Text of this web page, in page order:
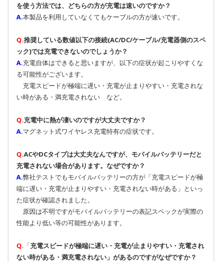
を使う方法では、どちらの方が充電は速いのですか？
A.本製品を利用していなくてもケーブルの方が速いです。
Q.推奨している数値以下の接続(AC/DC/ケーブル/充電器側のスペ
ック)では充電できないのでしょうか？
A.充電自体はできると思いますが、以下の症状が起こりやすくな
る可能性がございます。
充電スピードが極端に遅い・充電が止まりやすい・充電されな
い時がある・満充電されない など。
Q.充電中に熱が凄いのですが大丈夫ですか？
A.マグネット式ワイヤレス充電特有の症状です。
Q.ACやDCタイプは大丈夫なんですが、モバイルバッテリーだと
充電されない場合があります。なぜですか？
A.弊社テストでもモバイルバッテリーの方が「充電スピードが極
端に遅い・充電が止まりやすい・充電されない時がある」といっ
た症状が確認されました。
原因は不明ですがモバイルバッテリーの表記スペックが実際の
性能より低い等の可能性があります。
Q. 「充電スピードが極端に遅い・充電が止まりやすい・充電され
ない時がある・満充電されない」があるのですがなぜですか？